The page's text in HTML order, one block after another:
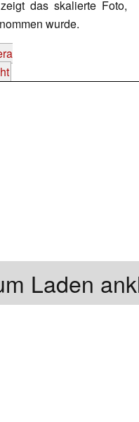
das skalierte Foto,
wurde.
Laden